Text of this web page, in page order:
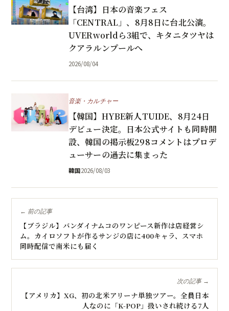
【台湾】日本の音楽フェス
「CENTRAL」、8月8日に台北公演。
UVERworldら3組で、キタニタツヤは
クアラルンプールへ
2026/08/04
音楽・カルチャー
【韓国】HYBE新人TUIDE、8月24日
デビュー決定。日本公式サイトも同時開
設、韓国の掲示板298コメントはプロデ
ューサーの過去に集まった
韓国2026/08/03
← 前の記事
【ブラジル】バンダイナムコのワンピース新作は店経営シ
ム。カイロソフトが作るサンジの店に400キャラ、スマホ
同時配信で南米にも届く
次の記事 →
【アメリカ】XG、初の北米アリーナ単独ツアー。全員日本
人なのに「K-POP」扱いされ続ける7人